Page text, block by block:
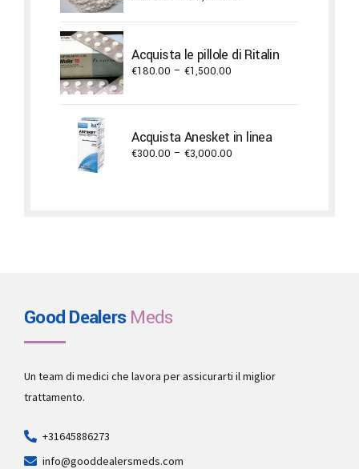
through
€22,000.00
Acquista le pillole di Ritalin
€180.00 – €1,500.00
€1,500.00
Acquista Anesket in linea
€300.00 – €3,000.00
Good DealersMeds
Un team di medici che lavora per assicurarti il miglior
trattamento.
+31645886273
info@gooddealersmeds.com